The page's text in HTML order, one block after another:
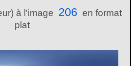
à l'image 206 en format
plat